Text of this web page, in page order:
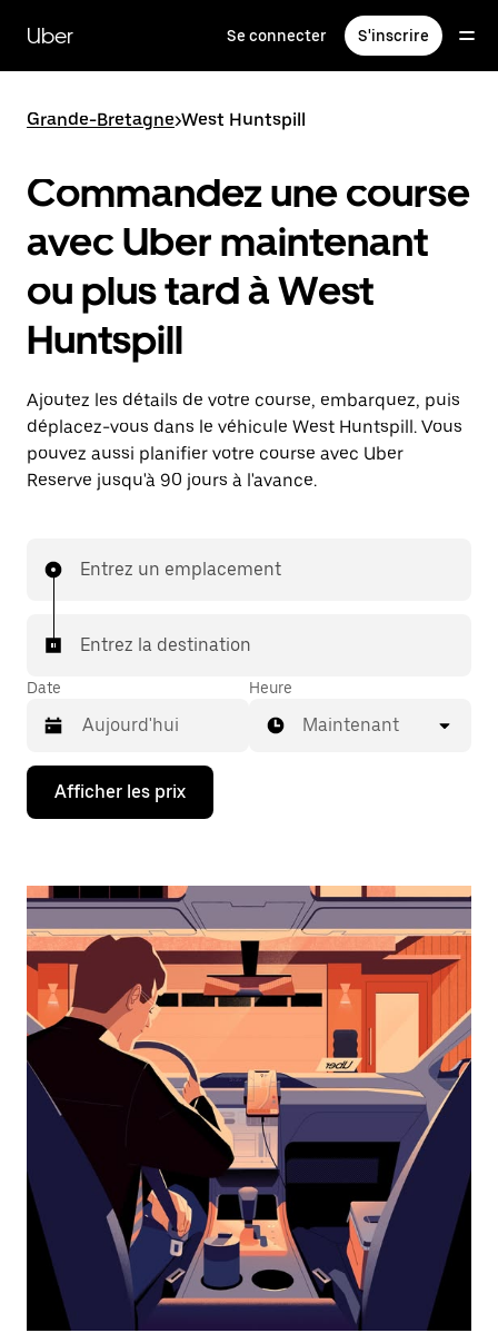
contenu
principal
Uber Se connecter S'inscrire
Grande-Bretagne>West Huntspill
Commandez une course
avec Uber maintenant
ou plus tard à West
Huntspill
Ajoutez les détails de votre course, embarquez, puis
déplacez-vous dans le véhicule West Huntspill. Vous
pouvez aussi planifier votre course avec Uber
Reserve jusqu'à 90 jours à l'avance.
Entrez un emplacement
Entrez la destination
Date
Appuyez
la
bas
interagir
avec
calendrier
et
sélectionner
une
date.
Appuyez
d'échappement
pour
fermer
calendrier.
Heure
Maintenant
Afficher les prix